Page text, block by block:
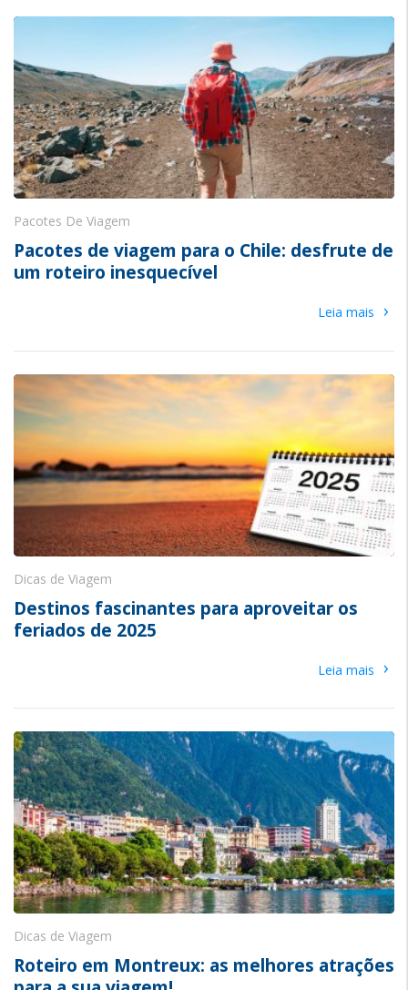
Pacotes De Viagem
Pacotes de viagem para o Chile: desfrute de
um roteiro inesquecível
Leia mais ›
Dicas de Viagem
Destinos fascinantes para aproveitar os
feriados de 2025
Leia mais ›
Dicas de Viagem
Roteiro em Montreux: as melhores atrações